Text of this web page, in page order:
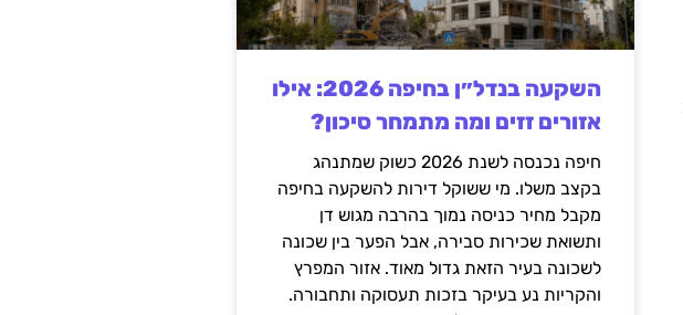
השקעה בנדל״ן בחיפה 2026: אילו
אזורים זזים ומה מתמחר סיכון?
חיפה נכנסה לשנת 2026 כשוק שמתנהג
בקצב משלו. מי ששוקל דירות להשקעה בחיפה
מקבל מחיר כניסה נמוך בהרבה מגוש דן
ותשואת שכירות סבירה, אבל הפער בין שכונה
לשכונה בעיר הזאת גדול מאוד. אזור המפרץ
והקריות נע בעיקר בזכות תעסוקה ותחבורה.